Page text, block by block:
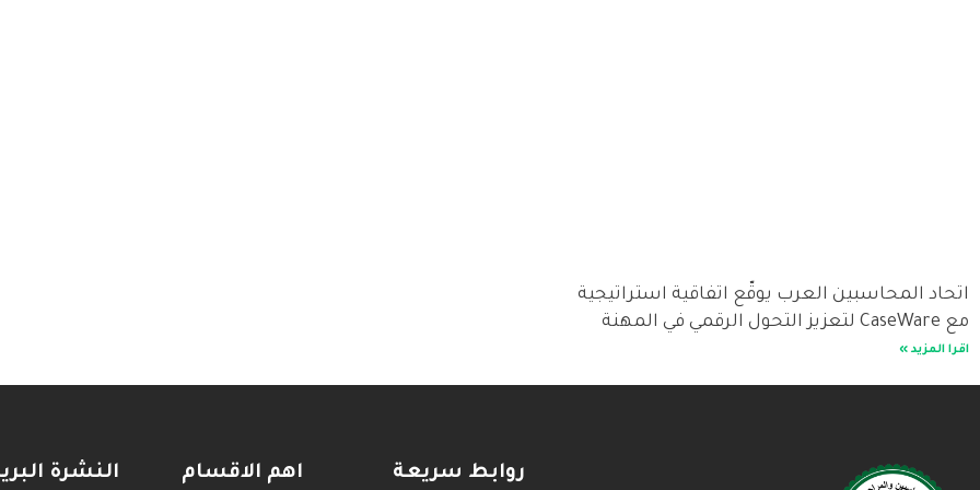
اتحاد المحاسبين العرب يوقّع اتفاقية استراتيجية
مع CaseWare لتعزيز التحول الرقمي في المهنة
اقرا المزيد »
روابط سريعة اهم الاقسام النشرة